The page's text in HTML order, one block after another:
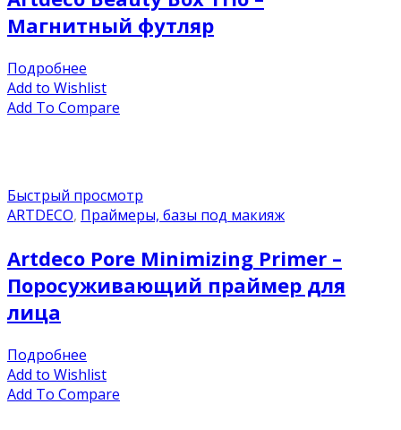
Магнитный футляр
Подробнее
Add to Wishlist
Add To Compare
Быстрый просмотр
ARTDECO, Праймеры, базы под макияж
Artdeco Pore Minimizing Primer –
Поросуживающий праймер для
лица
Подробнее
Add to Wishlist
Add To Compare